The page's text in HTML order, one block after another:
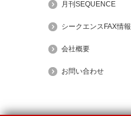
月刊SEQUENCE
シークエンスFAX情報
会社概要
お問い合わせ